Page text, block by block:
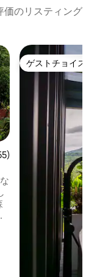
価のリスティング
件、5つ星中4.96つ
ゲストチョイス
ゲストチョイス